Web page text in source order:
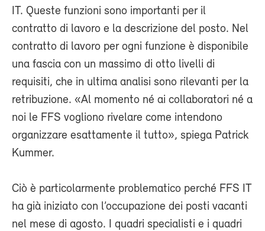
IT. Queste funzioni sono importanti per il
contratto di lavoro e la descrizione del posto. Nel
contratto di lavoro per ogni funzione è disponibile
una fascia con un massimo di otto livelli di
requisiti, che in ultima analisi sono rilevanti per la
retribuzione. «Al momento né ai collaboratori né a
noi le FFS vogliono rivelare come intendono
organizzare esattamente il tutto», spiega Patrick
Kummer.
Ciò è particolarmente problematico perché FFS IT
ha già iniziato con l’occupazione dei posti vacanti
nel mese di agosto. I quadri specialisti e i quadri